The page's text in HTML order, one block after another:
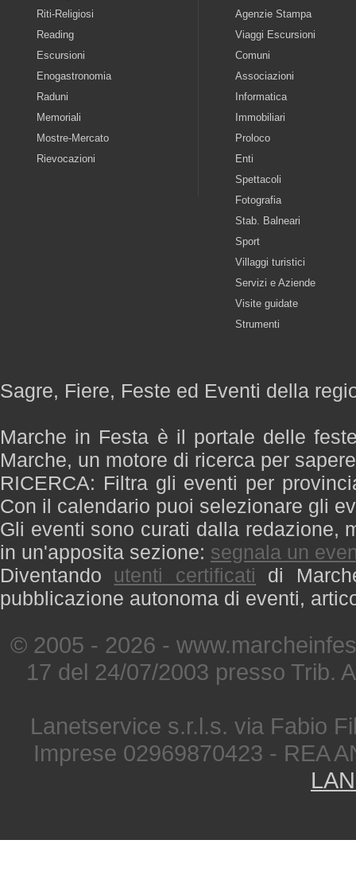
Riti-Religiosi
Reading
Escursioni
Enogastronomia
Raduni
Memoriali
Mostre-Mercato
Rievocazioni
Agenzie Stampa
Viaggi Escursioni
Comuni
Associazioni
Informatica
Immobiliari
Proloco
Enti
Spettacoli
Fotografia
Stab. Balneari
Sport
Villaggi turistici
Servizi e Aziende
Visite guidate
Strumenti
Sagre, Fiere, Feste ed Eventi della
Marche in Festa è il portale delle
Marche, un motore di ricerca per
RICERCA: Filtra gli eventi per
Con il calendario puoi selezionare gli
Gli eventi sono curati dalla redazione,
in un'apposita sezione: segnala un
Diventando utenti certificati di
pubblicazione autonoma di eventi,
© 2005 - 2026 -
17 del 24/07/2003 presso Trib.
Lanetservice s.r.l.s. via Fabio
Imprese 02969870423 - REA